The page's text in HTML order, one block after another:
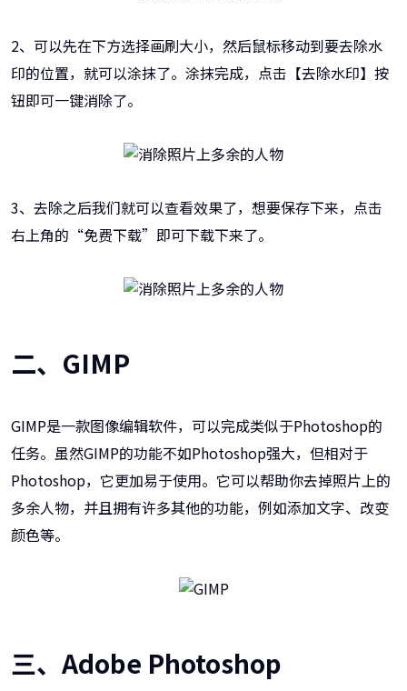
2、可以先在下方选择画刷大小，然后鼠标移动到要去除水
印的位置，就可以涂抹了。涂抹完成，点击【去除水印】按
钮即可一键消除了。
3、去除之后我们就可以查看效果了，想要保存下来，点击
右上角的“免费下载”即可下载下来了。
二、GIMP
GIMP是一款图像编辑软件，可以完成类似于Photoshop的
任务。虽然GIMP的功能不如Photoshop强大，但相对于
Photoshop，它更加易于使用。它可以帮助你去掉照片上的
多余人物，并且拥有许多其他的功能，例如添加文字、改变
颜色等。
三、Adobe Photoshop